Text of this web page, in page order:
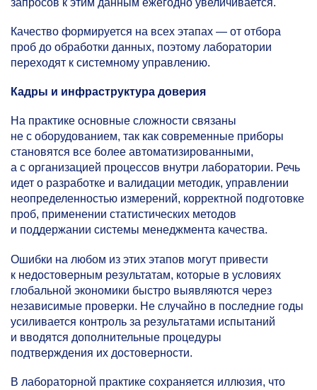
Качество формируется на всех этапах — от отбора
проб до обработки данных, поэтому лаборатории
переходят к системному управлению.
Кадры и инфраструктура доверия
На практике основные сложности связаны
не с оборудованием, так как современные приборы
становятся все более автоматизированными,
а с организацией процессов внутри лаборатории. Речь
идет о разработке и валидации методик, управлении
неопределенностью измерений, корректной подготовке
проб, применении статистических методов
и поддержании системы менеджмента качества.
Ошибки на любом из этих этапов могут привести
к недостоверным результатам, которые в условиях
глобальной экономики быстро выявляются через
независимые проверки. Не случайно в последние годы
усиливается контроль за результатами испытаний
и вводятся дополнительные процедуры
подтверждения их достоверности.
В лабораторной практике сохраняется иллюзия, что